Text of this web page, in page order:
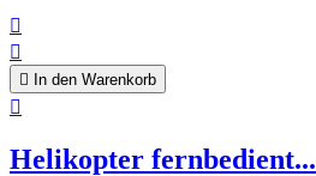


 In den Warenkorb

Helikopter fernbedient...